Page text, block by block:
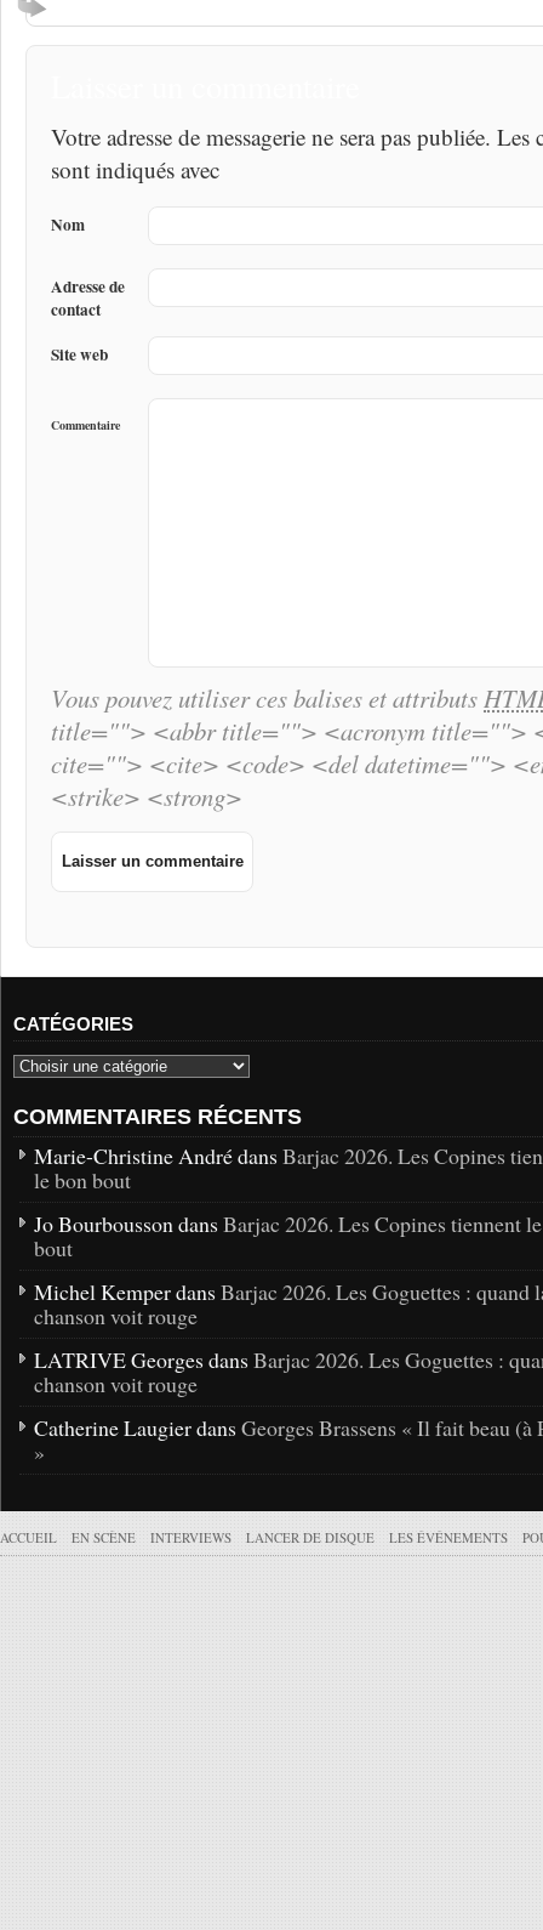
Votre adresse de messagerie ne sera pas publiée.
sont indiqués avec
Nom
Adresse de
contact
Site web
Commentaire
Vous pouvez utiliser ces balises et attributs
title=""> <abbr title=""> <acronym title="">
cite=""> <cite> <code> <del datetime="">
<strike> <strong>
CATÉGORIES
COMMENTAIRES RÉCENTS
Marie-Christine André dans Barjac 2026. Les Copines
le bon bout
Jo Bourbousson dans Barjac 2026. Les Copines tiennent
bout
Michel Kemper dans Barjac 2026. Les Goguettes : quand
chanson voit rouge
LATRIVE Georges dans Barjac 2026. Les Goguettes :
chanson voit rouge
Catherine Laugier dans Georges Brassens « Il fait beau (à
»
ACCUEIL EN SCÈNE INTERVIEWS LANCER DE DISQUE LES ÉVÉNEMENTS